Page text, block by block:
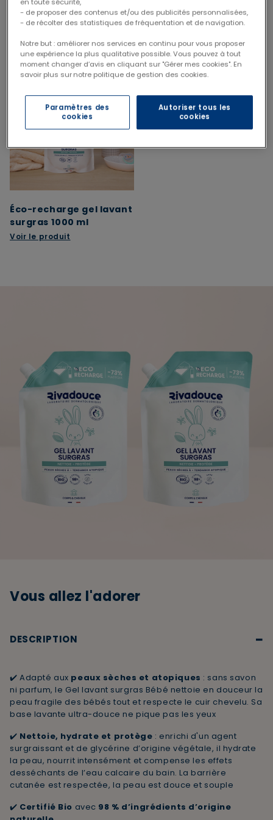
Le pack contient
Éco-recharge gel lavant
surgras 1000 ml
Voir le produit
Vous allez l'adorer
DESCRIPTION −
✔️ Adapté aux peaux sèches et atopiques : sans savon
ni parfum, le Gel lavant surgras Bébé nettoie en douceur la
peau fragile des bébés tout et respecte le cuir chevelu. Sa
base lavante ultra-douce ne pique pas les yeux
✔️ Nettoie, hydrate et protège : enrichi d'un agent
surgraissant et de glycérine d’origine végétale, il hydrate
la peau, nourrit intensément et compense les effets
desséchants de l’eau calcaire du bain. La barrière
cutanée est respectée, la peau est douce et souple
✔️ Certifié Bio avec 98 % d’ingrédients d’origine
en toute sécurité,
- de proposer des contenus et/ou des publicités personnalisées,
- de récolter des statistiques de fréquentation et de navigation.
Notre but : améliorer nos services en continu pour vous proposer
une expérience la plus qualitative possible. Vous pouvez à tout
moment changer d’avis en cliquant sur "Gérer mes cookies". En
savoir plus sur notre politique de gestion des cookies.
Paramètres des
cookies
Autoriser tous les
cookies